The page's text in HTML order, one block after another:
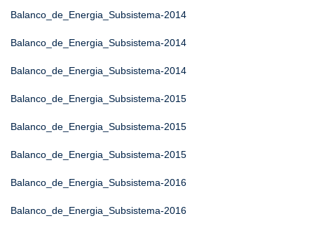
Balanco_de_Energia_Subsistema-2014
Balanco_de_Energia_Subsistema-2014
Balanco_de_Energia_Subsistema-2014
Balanco_de_Energia_Subsistema-2015
Balanco_de_Energia_Subsistema-2015
Balanco_de_Energia_Subsistema-2015
Balanco_de_Energia_Subsistema-2016
Balanco_de_Energia_Subsistema-2016